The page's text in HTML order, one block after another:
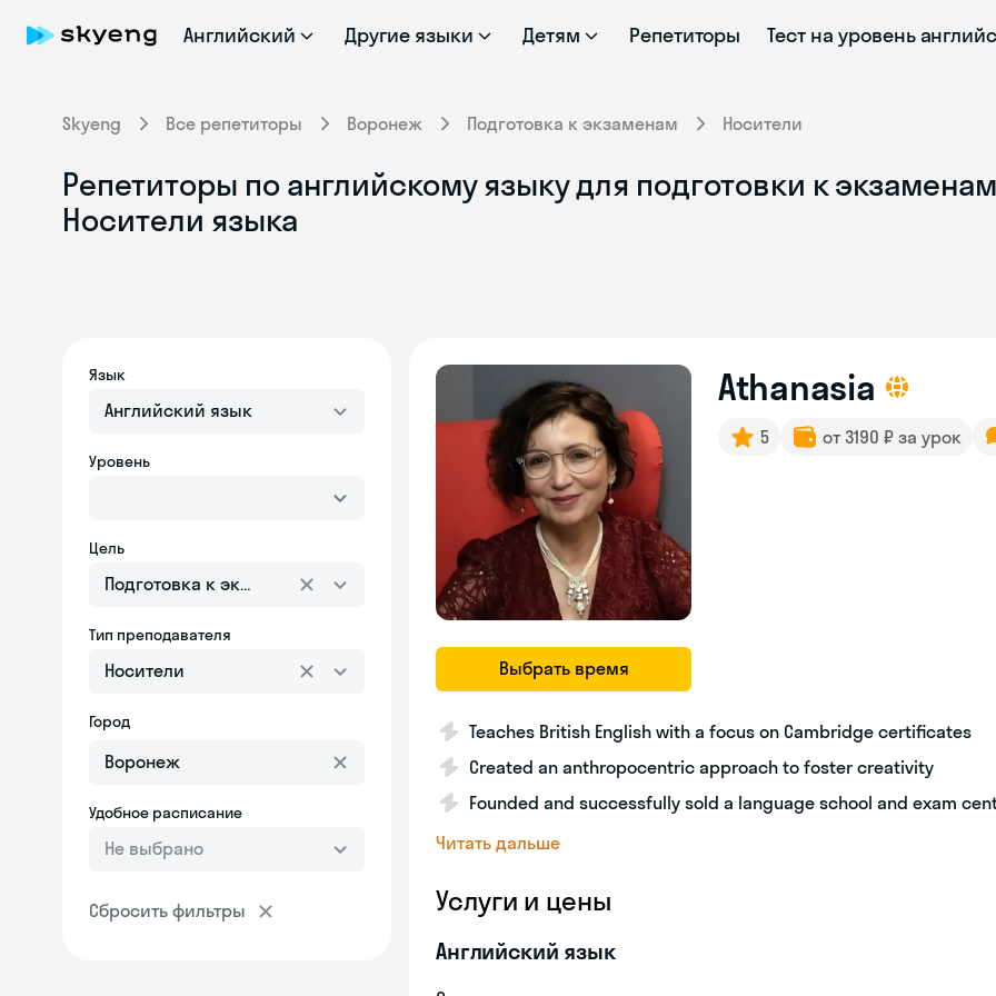
Английский Другие языки Детям Репетиторы Тест на уровень
Skyeng Все репетиторы Воронеж Подготовка к экзаменам Носители
Репетиторы по английскому языку для подготовки к
Носители языка
Язык
Английский язык
Уровень
Цель
Подготовка к экзаменам
Тип преподавателя
Носители
Город
Удобное расписание
Не выбрано
Сбросить фильтры
Выбрать время
Athanasia
5 от 3190 ₽ за урок
Teaches British English with a focus on Cambridge certificates
Created an anthropocentric approach to foster creativity
Founded and successfully sold a language school and exam
Читать дальше
Услуги и цены
Английский язык